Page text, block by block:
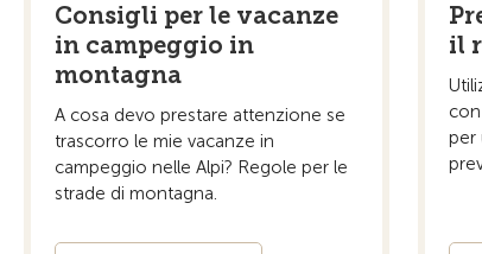
Consigli per le vacanze
in campeggio in
montagna
A cosa devo prestare attenzione se
trascorro le mie vacanze in
campeggio nelle Alpi? Regole per le
strade di montagna.
il
per